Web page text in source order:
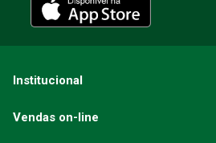
ENVIAR AVALIAÇÃO
Institucional
Vendas on-line